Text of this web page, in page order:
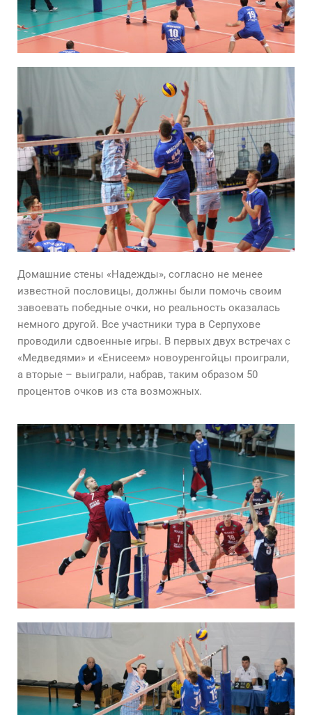
Домашние стены «Надежды», согласно не менее
известной пословицы, должны были помочь своим
завоевать победные очки, но реальность оказалась
немного другой. Все участники тура в Серпухове
проводили сдвоенные игры. В первых двух встречах с
«Медведями» и «Енисеем» новоуренгойцы проиграли,
а вторые – выиграли, набрав, таким образом 50
процентов очков из ста возможных.